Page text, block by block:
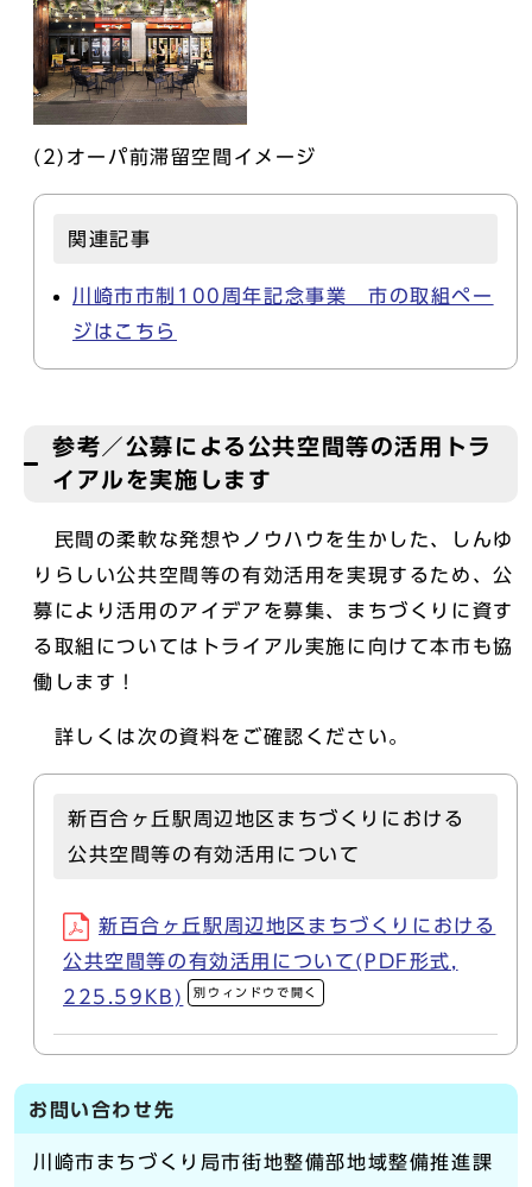
(2)オーパ前滞留空間イメージ
関連記事
川崎市市制100周年記念事業 市の取組ペー
ジはこちら
参考／公募による公共空間等の活用トラ
イアルを実施します
民間の柔軟な発想やノウハウを生かした、しんゆ
りらしい公共空間等の有効活用を実現するため、公
募により活用のアイデアを募集、まちづくりに資す
る取組についてはトライアル実施に向けて本市も協
働します！
詳しくは次の資料をご確認ください。
新百合ヶ丘駅周辺地区まちづくりにおける
公共空間等の有効活用について
新百合ヶ丘駅周辺地区まちづくりにおける
公共空間等の有効活用について(PDF形式,
225.59KB)
別ウィンドウで開く
お問い合わせ先
川崎市まちづくり局市街地整備部地域整備推進課